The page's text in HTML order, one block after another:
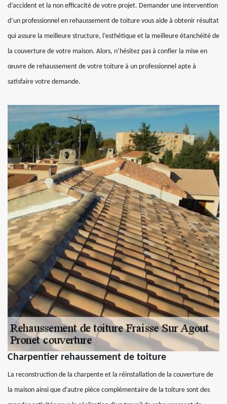
d’accident et la non efficacité de votre projet. Demander une intervention
d’un professionnel en rehaussement de toiture vous aide à obtenir résultat
qui assure la meilleure structure, l’esthétique et la meilleure étanchéité de
la couverture de votre maison. Alors, n’hésitez pas à confier la mise en
œuvre de rehaussement de votre toiture à un professionnel apte à
satisfaire votre demande.
Charpentier rehaussement de toiture
La reconstruction de la charpente et la réinstallation de la couverture de
la maison ainsi que d’autre pièce complémentaire de la toiture sont des